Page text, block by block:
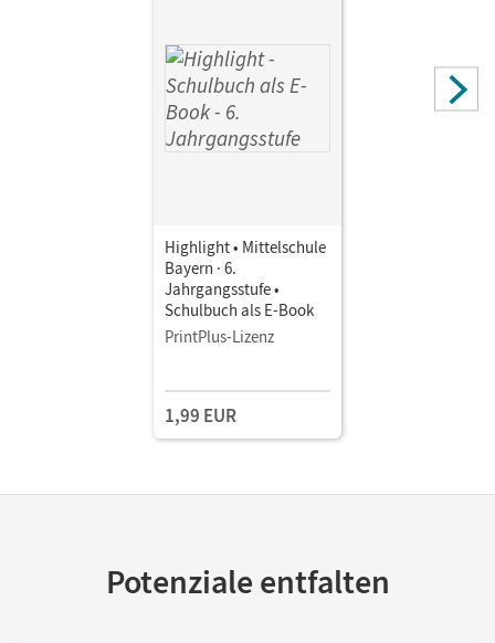
Highlight • Mittelschule
Bayern · 6.
Jahrgangsstufe •
Schulbuch als E-Book
PrintPlus-Lizenz
1,99 EUR
Potenziale entfalten